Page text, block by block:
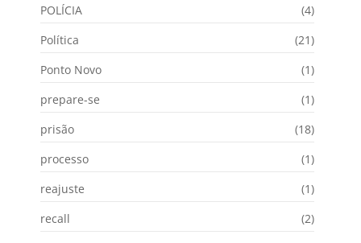
POLÍCIA
(4)
Política
(21)
Ponto Novo
(1)
prepare-se
(1)
prisão
(18)
processo
(1)
reajuste
(1)
recall
(2)